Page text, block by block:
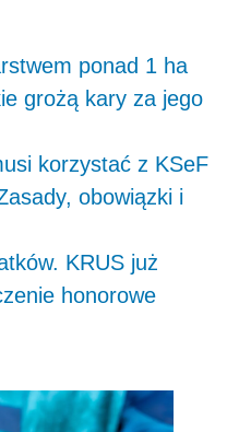
ponad 1 ha
grożą kary za jego
korzystać z KSeF
obowiązki i
KRUS już
honorowe